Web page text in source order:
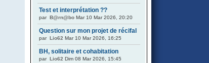
Test et interprétation ??
par B@rn@bo Mar 10 Mar 2026, 20:20
Question sur mon projet de récifal
par Lio62 Mar 10 Mar 2026, 16:25
BH, solitaire et cohabitation
par Lio62 Dim 08 Mar 2026, 15:45